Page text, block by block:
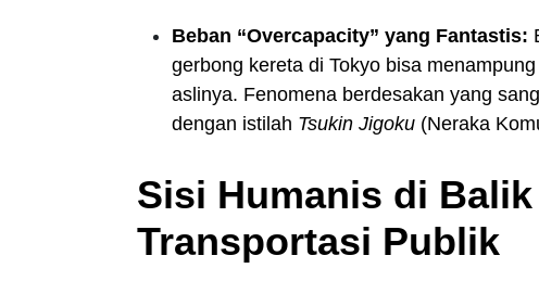
Beban “Overcapacity” yang Fantastis:
gerbong kereta di Tokyo bisa
aslinya. Fenomena berdesakan yang
dengan istilah Tsukin Jigoku (Neraka
Sisi Humanis di
Transportasi Publik